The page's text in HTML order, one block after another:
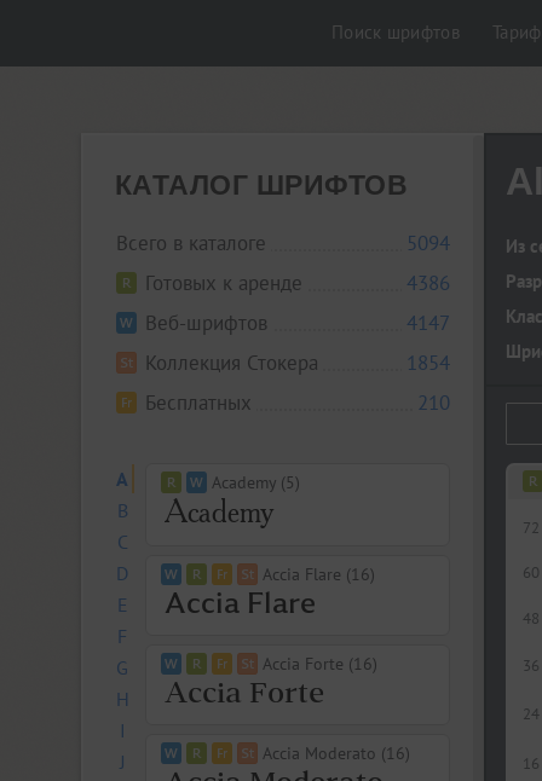
Поиск шрифтов
КАТАЛОГ ШРИФТОВ
Всего в каталоге
5094
Готовых к аренде
4386
Веб-шрифтов
4147
Коллекция Стокера
1854
Бесплатных
210
A
B
C
D
E
F
G
H
I
J
Academy (5)
Accia Flare (16)
Accia Forte (16)
Accia Moderato (16)
Из